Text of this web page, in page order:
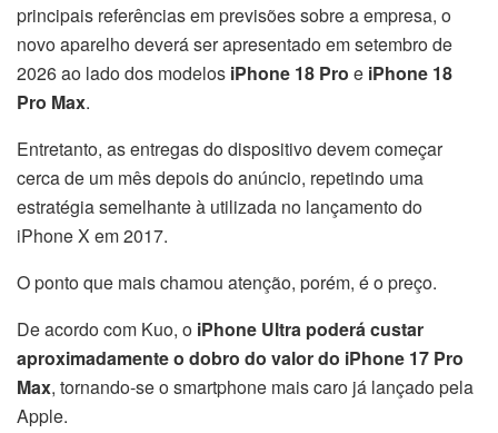
principais referências em previsões sobre a empresa, o
novo aparelho deverá ser apresentado em setembro de
2026 ao lado dos modelos iPhone 18 Pro e iPhone 18
Pro Max.
Entretanto, as entregas do dispositivo devem começar
cerca de um mês depois do anúncio, repetindo uma
estratégia semelhante à utilizada no lançamento do
iPhone X em 2017.
O ponto que mais chamou atenção, porém, é o preço.
De acordo com Kuo, o iPhone Ultra poderá custar
aproximadamente o dobro do valor do iPhone 17 Pro
Max, tornando-se o smartphone mais caro já lançado pela
Apple.